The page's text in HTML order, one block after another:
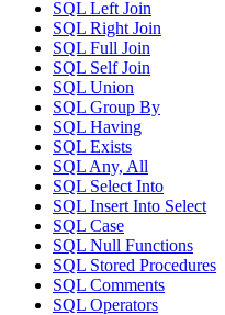
SQL Left Join
SQL Right Join
SQL Full Join
SQL Self Join
SQL Union
SQL Group By
SQL Having
SQL Exists
SQL Any, All
SQL Select Into
SQL Insert Into Select
SQL Case
SQL Null Functions
SQL Stored Procedures
SQL Comments
SQL Operators